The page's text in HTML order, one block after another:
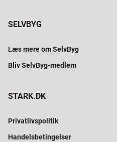
SELVBYG
Læs mere om SelvByg
Bliv SelvByg-medlem
STARK.DK
Privatlivspolitik
Handelsbetingelser